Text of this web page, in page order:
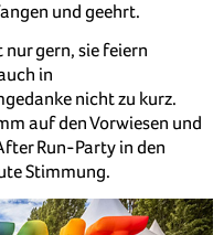
und geehrt.
gern, sie feiern
in
nicht zu kurz.
auf den Vorwiesen und
Run-Party in den
Stimmung.